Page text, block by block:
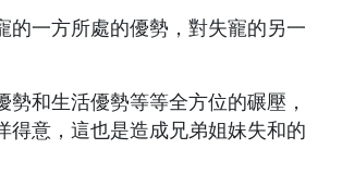
的一方所處的優勢，對失寵的另一
勢和生活優勢等等全方位的碾壓，
得意，這也是造成兄弟姐妹失和的